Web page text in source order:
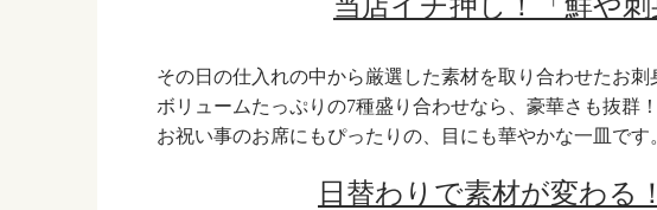
その日の仕入れの中から厳選した素材を取り合わせたお刺
ボリュームたっぷりの7種盛り合わせなら、豪華さも抜群！
お祝い事のお席にもぴったりの、目にも華やかな一皿です
日替わりで素材が変わる